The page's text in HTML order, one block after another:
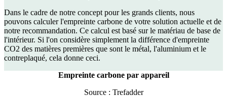
Dans le cadre de notre concept pour les grands clients, nous
pouvons calculer l'empreinte carbone de votre solution actuelle et de
notre recommandation. Ce calcul est basé sur le matériau de base de
l'intérieur. Si l'on considère simplement la différence d'empreinte
CO2 des matières premières que sont le métal, l'aluminium et le
contreplaqué, cela donne ceci.
Empreinte carbone par appareil
Source : Trefadder